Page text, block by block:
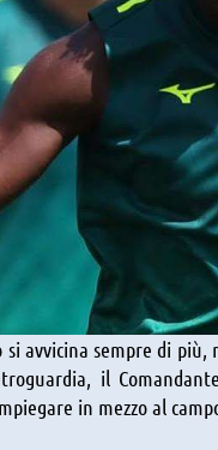
si avvicina sempre di
il
in mezzo al